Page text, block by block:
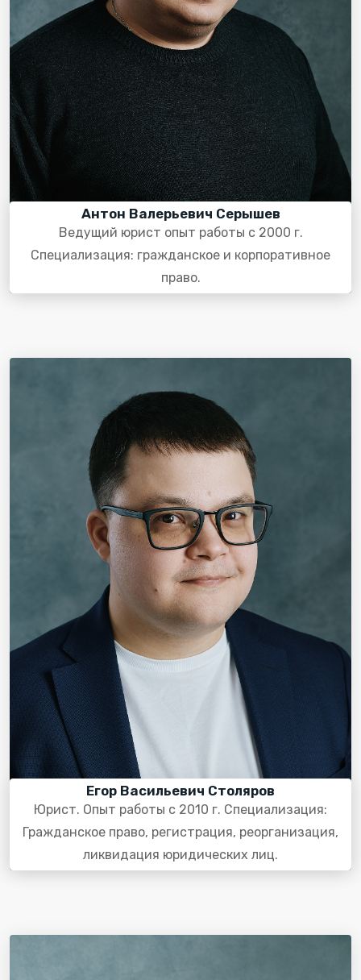
Антон Валерьевич Серышев
Ведущий юрист опыт работы с 2000 г.
Специализация: гражданское и корпоративное
право.
Егор Васильевич Столяров
Юрист. Опыт работы с 2010 г. Специализация:
Гражданское право, регистрация, реорганизация,
ликвидация юридических лиц.